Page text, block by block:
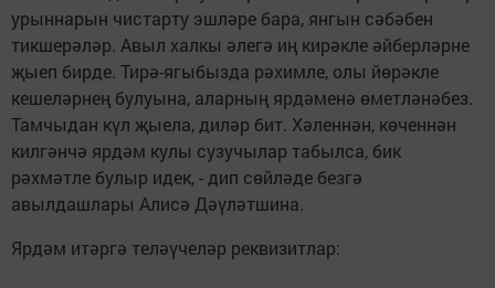
урыннарын чистарту эшләре бара, янгын сәбәбен
тикшерәләр. Авыл халкы әлегә иң кирәкле әйберләрне
җыеп бирде. Тирә-ягыбызда рәхимле, олы йөрәкле
кешеләрнең булуына, аларның ярдәменә өметләнәбез.
Тамчыдан күл җыела, диләр бит. Хәленнән, көченнән
килгәнчә ярдәм кулы сузучылар табылса, бик
рәхмәтле булыр идек, - дип сөйләде безгә
авылдашлары Алисә Дәүләтшина.
Ярдәм итәргә теләүчеләр реквизитлар: